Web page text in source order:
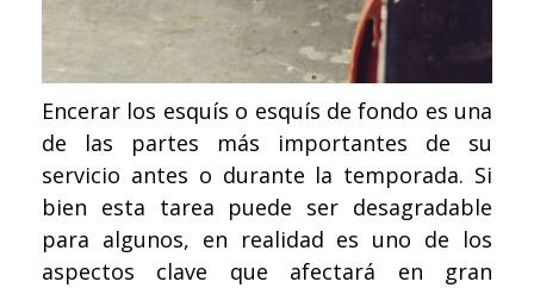
Encerar los esquís o esquís de fondo es una
de las partes más importantes de su
servicio antes o durante la temporada. Si
bien esta tarea puede ser desagradable
para algunos, en realidad es uno de los
aspectos clave que afectará en gran